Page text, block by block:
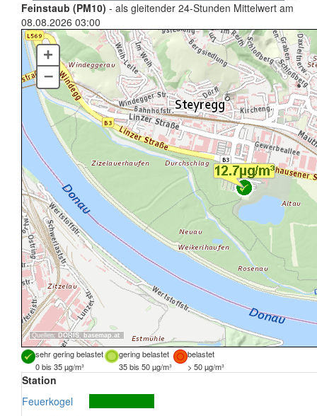
Feinstaub (PM10) - als gleitender 24-Stunden Mittelwert am
08.08.2026 03:00
Quellen: DORIS, basemap.at
+
–
sehr gering belastet gering belastet
belastet
0 bis 35 µg/m³
35 bis 50 µg/m³ > 50 µg/m³
Station
Feuerkogel